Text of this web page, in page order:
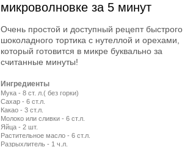
микроволновке за 5 минут
Очень простой и доступный рецепт быстрого
шоколадного тортика с нутеллой и орехами,
который готовится в микре буквально за
считанные минуты!
Ингредиенты
Мука - 8 ст. л.( без горки)
Сахар - 6 ст.л.
Какао - 3 ст.л.
Молоко или сливки - 6 ст.л.
Яйца - 2 шт.
Растительное масло - 6 ст.л.
Разрыхлитель - 1 ч.л.